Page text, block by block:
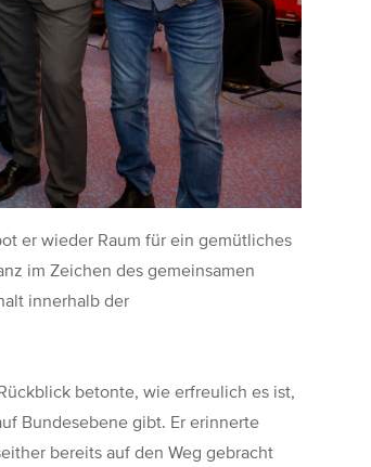
er wieder Raum für ein gemütliches
im Zeichen des gemeinsamen
innerhalb der
betonte, wie erfreulich es ist,
Bundesebene gibt. Er erinnerte
bereits auf den Weg gebracht